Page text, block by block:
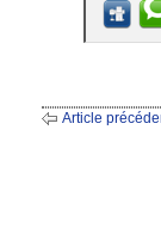
Article